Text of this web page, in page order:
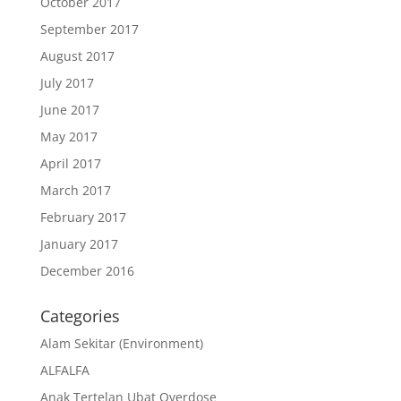
September 2017
August 2017
July 2017
June 2017
May 2017
April 2017
March 2017
February 2017
January 2017
December 2016
Categories
Alam Sekitar (Environment)
ALFALFA
Anak Tertelan Ubat Overdose